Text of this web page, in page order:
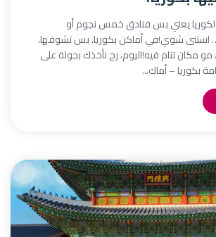
لكوريا يعني بس فنادق خمس نجوم أو
شوي!في أماكن بكوريا، بس تشوفها،
مكان تنام فيه!اليوم، رح نأخذك بجولة على